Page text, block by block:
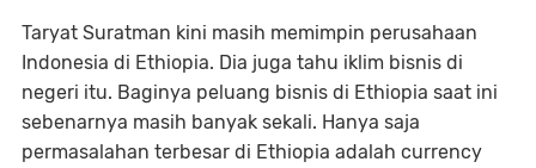
Taryat Suratman kini masih memimpin perusahaan
Indonesia di Ethiopia. Dia juga tahu iklim bisnis di
negeri itu. Baginya peluang bisnis di Ethiopia saat ini
sebenarnya masih banyak sekali. Hanya saja
permasalahan terbesar di Ethiopia adalah currency